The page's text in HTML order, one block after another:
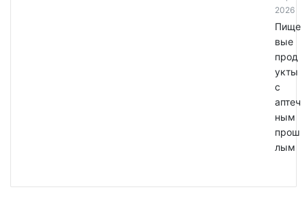
2026
Пище
вые
прод
укты
с
аптеч
ным
прош
лым